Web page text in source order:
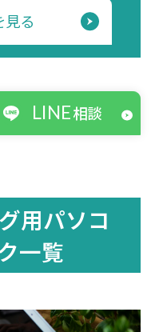
見る
LINE相談
用パソコ
一覧